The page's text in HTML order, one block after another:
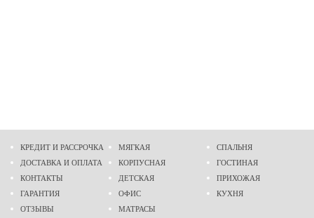
КРЕДИТ И РАССРОЧКА
ДОСТАВКА И ОПЛАТА
КОНТАКТЫ
ГАРАНТИЯ
ОТЗЫВЫ
МЯГКАЯ
КОРПУСНАЯ
ДЕТСКАЯ
ОФИС
МАТРАСЫ
СПАЛЬНЯ
ГОСТИНАЯ
ПРИХОЖАЯ
КУХНЯ